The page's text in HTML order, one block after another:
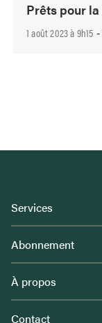
Prêts pour
1 août 2023 à 9h15 -
Services
Abonnement
À propos
Contact